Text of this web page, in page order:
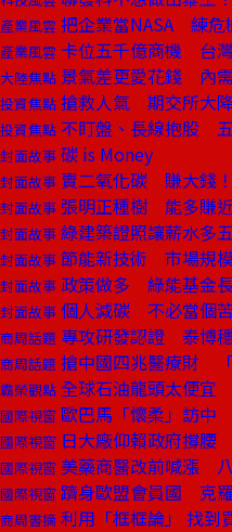
產業風雲 把企業當NASA 練危
產業風雲 卡位五千億商機 台
大陸焦點 景氣差更愛花錢 內
投資焦點 搶救人氣 期交所大
投資焦點 不盯盤、長線抱股
封面故事 碳 is Money
封面故事 賣二氧化碳 賺大錢！
封面故事 張明正種樹 能多賺
封面故事 綠建築證照讓薪水多
封面故事 節能新技術 市場規
封面故事 政策做多 綠能基金
封面故事 個人減碳 不必當個
商周話題 專攻研發認證 泰博
商周話題 搶中國四兆醫療財
霸榮觀點 全球石油龍頭太便宜
國際視窗 歐巴馬「懷柔」訪中
國際視窗 日大廠仰賴政府撐腰
國際視窗 美藥商醫改前喊漲
國際視窗 躋身歐盟會員國 克
商周書摘 利用「框框論」 找到